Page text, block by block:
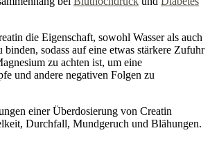
die Eigenschaft, sowohl Wasser als auch
binden, sodass auf eine etwas stärkere Zufuhr
zu achten ist, um eine
und andere negativen Folgen zu
einer Überdosierung von Creatin
Durchfall, Mundgeruch und Blähungen.